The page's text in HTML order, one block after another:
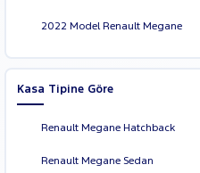
2022 Model Renault Megane
Kasa Tipine Göre
Renault Megane Hatchback
Renault Megane Sedan